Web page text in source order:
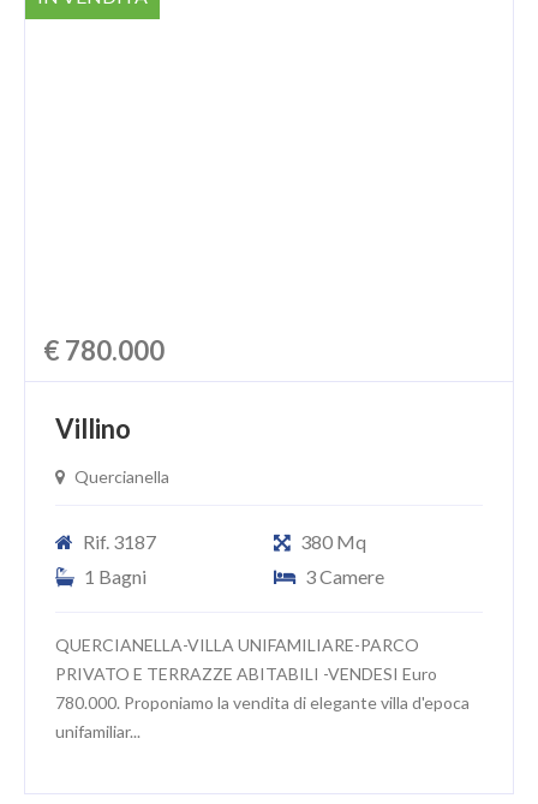
€ 780.000
Villino
Quercianella
Rif. 3187
380 Mq
1 Bagni
3 Camere
QUERCIANELLA-VILLA UNIFAMILIARE-PARCO
PRIVATO E TERRAZZE ABITABILI -VENDESI Euro
780.000. Proponiamo la vendita di elegante villa d'epoca
unifamiliar...